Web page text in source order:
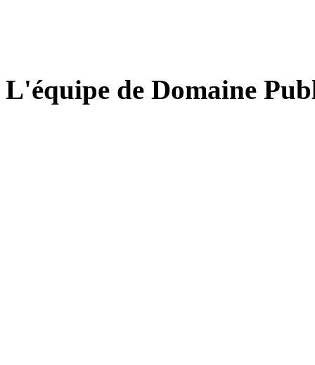
L'équipe de Domaine